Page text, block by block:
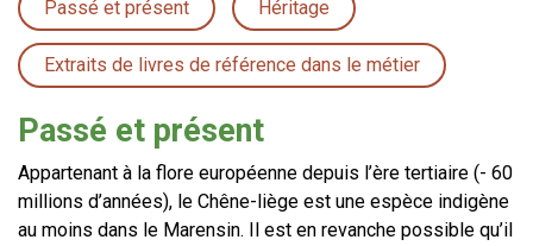
Passé et présent Héritage
Extraits de livres de référence dans le métier
Passé et présent
Appartenant à la flore européenne depuis l’ère tertiaire (- 60
millions d’années), le Chêne-liège est une espèce indigène
au moins dans le Marensin. Il est en revanche possible qu’il